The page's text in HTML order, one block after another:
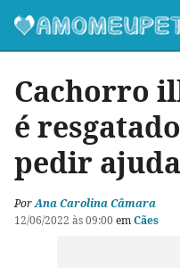
Cachorro
é
pedir
PorAna Carolina Câmara
12/06/2022 às 09:00 emCães